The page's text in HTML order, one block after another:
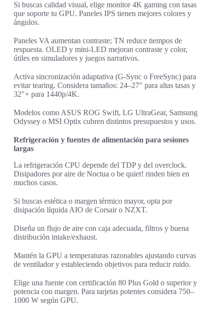
Si buscas calidad visual, elige monitor 4K gaming con tasas
que soporte tu GPU. Paneles IPS tienen mejores colores y
ángulos.
Paneles VA aumentan contraste; TN reduce tiempos de
respuesta. OLED y mini-LED mejoran contraste y color,
útiles en simuladores y juegos narrativos.
Activa sincronización adaptativa (G-Sync o FreeSync) para
evitar tearing. Considera tamaños: 24–27″ para altas tasas y
32″+ para 1440p/4K.
Modelos como ASUS ROG Swift, LG UltraGear, Samsung
Odyssey o MSI Optix cubren distintos presupuestos y usos.
Refrigeración y fuentes de alimentación para sesiones
largas
La refrigeración CPU depende del TDP y del overclock.
Disipadores por aire de Noctua o be quiet! rinden bien en
muchos casos.
Si buscas estética o margen térmico mayor, opta por
disipación líquida AIO de Corsair o NZXT.
Diseña un flujo de aire con caja adecuada, filtros y buena
distribución intake/exhaust.
Mantén la GPU a temperaturas razonables ajustando curvas
de ventilador y estableciendo objetivos para reducir ruido.
Elige una fuente con certificación 80 Plus Gold o superior y
potencia con margen. Para tarjetas potentes considera 750–
1000 W según GPU.